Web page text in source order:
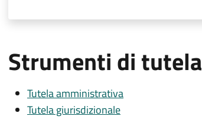
Strumenti di tutela
Tutela amministrativa
Tutela giurisdizionale